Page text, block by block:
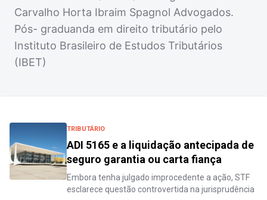
Carvalho Horta Ibraim Spagnol Advogados.
Pós- graduanda em direito tributário pelo
Instituto Brasileiro de Estudos Tributários
(IBET)
TRIBUTÁRIO
ADI 5165 e a liquidação antecipada de
seguro garantia ou carta fiança
Embora tenha julgado improcedente a ação, STF
esclarece questão controvertida na jurisprudência